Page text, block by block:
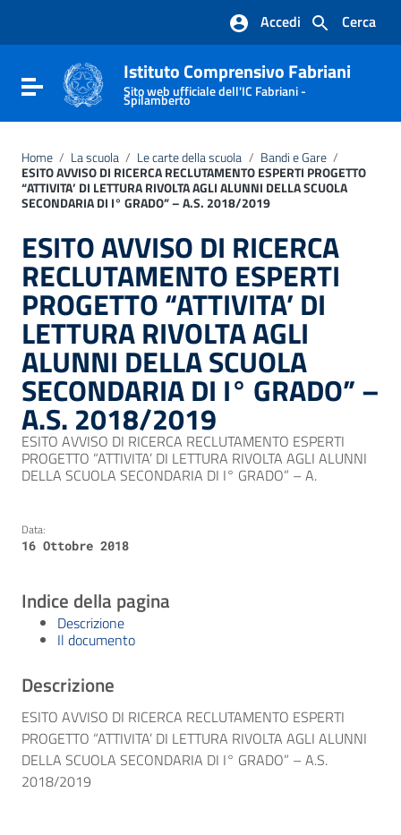
Vai al footer
Cerca
Accedi
Attiva / disattiva la navigazione
Istituto Comprensivo Fabriani
Sito web ufficiale dell'IC Fabriani -
Spilamberto
Home / La scuola / Le carte della scuola / Bandi e Gare /
ESITO AVVISO DI RICERCA RECLUTAMENTO ESPERTI PROGETTO
“ATTIVITA’ DI LETTURA RIVOLTA AGLI ALUNNI DELLA SCUOLA
SECONDARIA DI I° GRADO” – A.S. 2018/2019
ESITO AVVISO DI RICERCA
RECLUTAMENTO ESPERTI
PROGETTO “ATTIVITA’ DI
LETTURA RIVOLTA AGLI
ALUNNI DELLA SCUOLA
SECONDARIA DI I° GRADO” –
A.S. 2018/2019
ESITO AVVISO DI RICERCA RECLUTAMENTO ESPERTI
PROGETTO “ATTIVITA’ DI LETTURA RIVOLTA AGLI ALUNNI
DELLA SCUOLA SECONDARIA DI I° GRADO” – A.
Data:
16 Ottobre 2018
Indice della pagina
Descrizione
Il documento
Descrizione
ESITO AVVISO DI RICERCA RECLUTAMENTO ESPERTI
PROGETTO “ATTIVITA’ DI LETTURA RIVOLTA AGLI ALUNNI
DELLA SCUOLA SECONDARIA DI I° GRADO” – A.S.
2018/2019